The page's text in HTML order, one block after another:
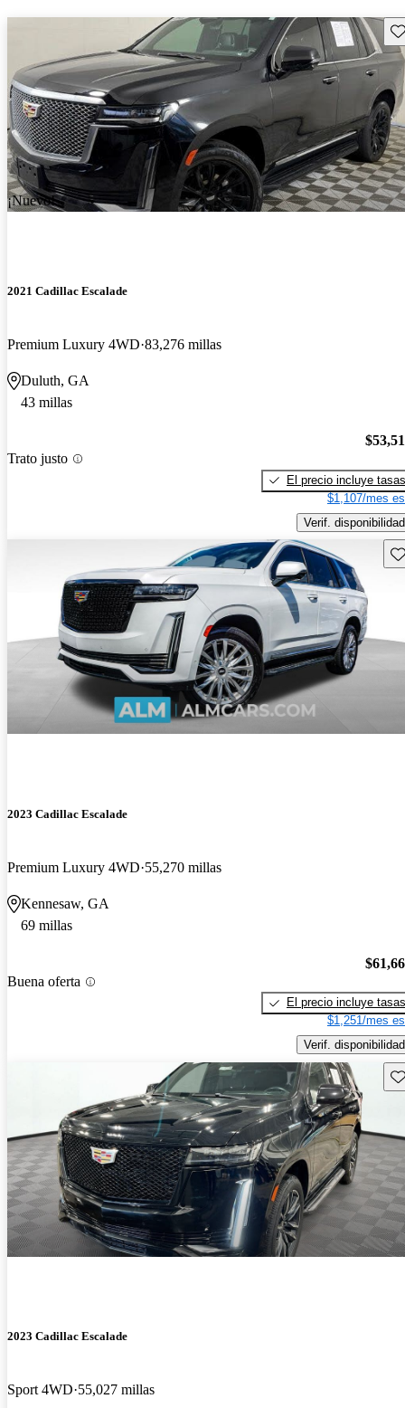
¡Nuevo!
2021 Cadillac Escalade
Premium Luxury 4WD 83,276 millas
Duluth, GA
43 millas
Trato justo
El precio incluye tasas
$1,107/mes
Verif. disponibilidad
2023 Cadillac Escalade
Premium Luxury 4WD 55,270 millas
Kennesaw, GA
69 millas
Buena oferta
El precio incluye tasas
$1,251/mes
Verif. disponibilidad
2023 Cadillac Escalade
Sport 4WD 55,027 millas